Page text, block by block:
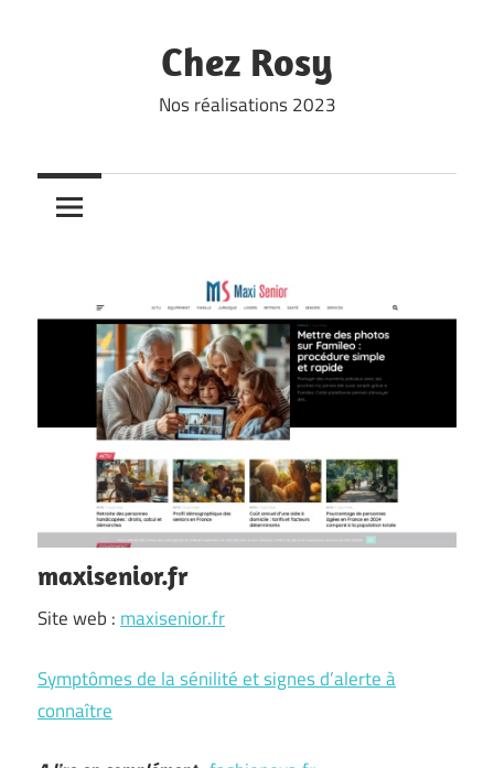
Chez Rosy
Nos réalisations 2023
maxisenior.fr
Site web : maxisenior.fr
Symptômes de la sénilité et signes d’alerte à
connaître